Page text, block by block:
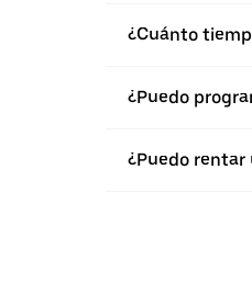
¿Cuánto
¿Puedo
¿Puedo rentar